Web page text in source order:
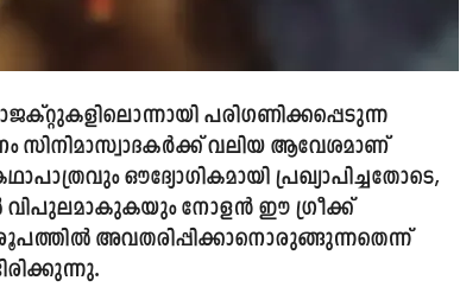
പരിഗണിക്കപ്പെടുന്ന
സിനിമാസ്വാദകർക്ക് വലിയ ആവേശമാണ്
ഔദ്യോഗികമായി പ്രഖ്യാപിച്ചതോടെ,
വിപുലമാകുകയും നോളൻ ഈ ഗ്രീക്ക്
അവതരിപ്പിക്കാനൊരുങ്ങുന്നതെന്ന്